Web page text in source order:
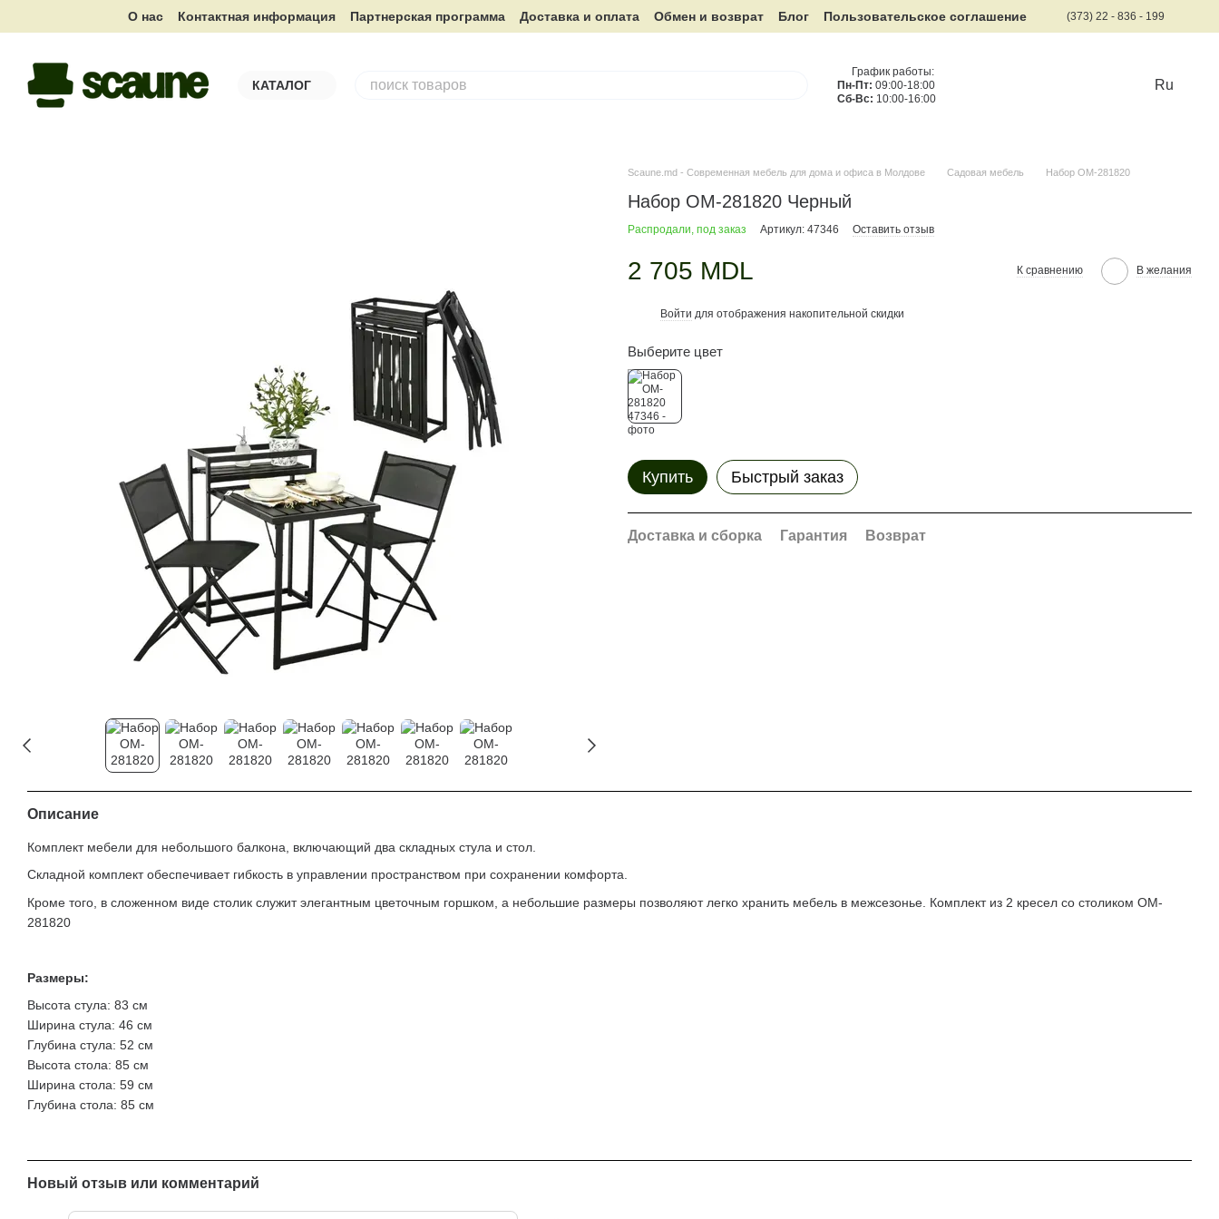
Перейти к основному контенту
О нас Контактная информация Партнерская программа Доставка и оплата Обмен и возврат Блог Пользовательское соглашение (373) 22 - 836 - 199
КАТАЛОГ
График работы:
Пн-Пт: 09:00-18:00
Сб-Вс: 10:00-16:00
Ru
Scaune.md - Современная мебель для дома и офиса в Молдове Садовая мебель Набор OM-281820
Набор OM-281820 Черный
Распродали, под заказ Артикул: 47346 Оставить отзыв
2 705 MDL К сравнению В желания
Войти для отображения накопительной скидки
Выберите цвет
Купить Быстрый заказ
Доставка и сборка Гарантия Возврат
Описание
Комплект мебели для небольшого балкона, включающий два складных стула и стол.
Складной комплект обеспечивает гибкость в управлении пространством при сохранении комфорта.
Кроме того, в сложенном виде столик служит элегантным цветочным горшком, а небольшие размеры позволяют легко хранить мебель в межсезонье. Комплект из 2 кресел со столиком OM-
281820
Размеры:
Высота стула: 83 см
Ширина стула: 46 см
Глубина стула: 52 см
Высота стола: 85 см
Ширина стола: 59 см
Глубина стола: 85 см
Новый отзыв или комментарий